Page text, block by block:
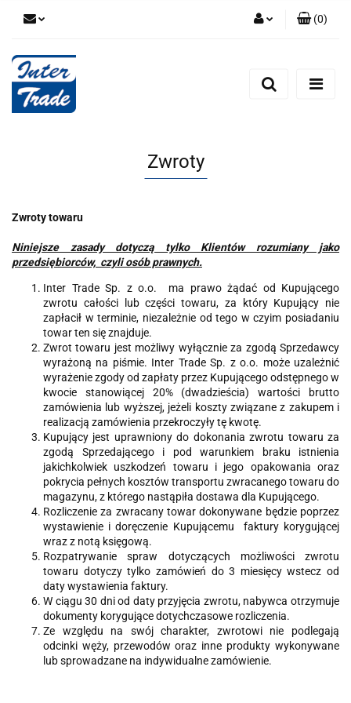
Zarejestruj się
(0)
Zwroty
Zwroty towaru
Niniejsze zasady dotyczą tylko Klientów rozumiany jako
przedsiębiorców, czyli osób prawnych.
Inter Trade Sp. z o.o. ma prawo żądać od Kupującego
zwrotu całości lub części towaru, za który Kupujący nie
zapłacił w terminie, niezależnie od tego w czyim posiadaniu
towar ten się znajduje.
Zwrot towaru jest możliwy wyłącznie za zgodą Sprzedawcy
wyrażoną na piśmie. Inter Trade Sp. z o.o. może uzależnić
wyrażenie zgody od zapłaty przez Kupującego odstępnego w
kwocie stanowiącej 20% (dwadzieścia) wartości brutto
zamówienia lub wyższej, jeżeli koszty związane z zakupem i
realizacją zamówienia przekroczyły tę kwotę.
Kupujący jest uprawniony do dokonania zwrotu towaru za
zgodą Sprzedającego i pod warunkiem braku istnienia
jakichkolwiek uszkodzeń towaru i jego opakowania oraz
pokrycia pełnych kosztów transportu zwracanego towaru do
magazynu, z którego nastąpiła dostawa dla Kupującego.
Rozliczenie za zwracany towar dokonywane będzie poprzez
wystawienie i doręczenie Kupującemu faktury korygującej
wraz z notą księgową.
Rozpatrywanie spraw dotyczących możliwości zwrotu
towaru dotyczy tylko zamówień do 3 miesięcy wstecz od
daty wystawienia faktury.
W ciągu 30 dni od daty przyjęcia zwrotu, nabywca otrzymuje
dokumenty korygujące dotychczasowe rozliczenia.
Ze względu na swój charakter, zwrotowi nie podlegają
odcinki węży, przewodów oraz inne produkty wykonywane
lub sprowadzane na indywidualne zamówienie.